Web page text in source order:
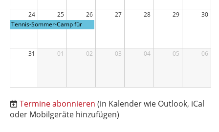
24 25 26 27 28 29 30
31 01 02 03 04 05 06
Tennis-Sommer-Camp für
unsere Jugend
Termine abonnieren (in Kalender wie Outlook, iCal
oder Mobilgeräte hinzufügen)